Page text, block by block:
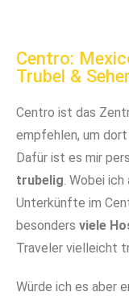
Centro:
Trubel &
Centro ist das
empfehlen, um
Dafür ist es mir
trubelig. Wobei ich
Unterkünfte im
besonders viele
Traveler vielleicht
Würde ich es aber